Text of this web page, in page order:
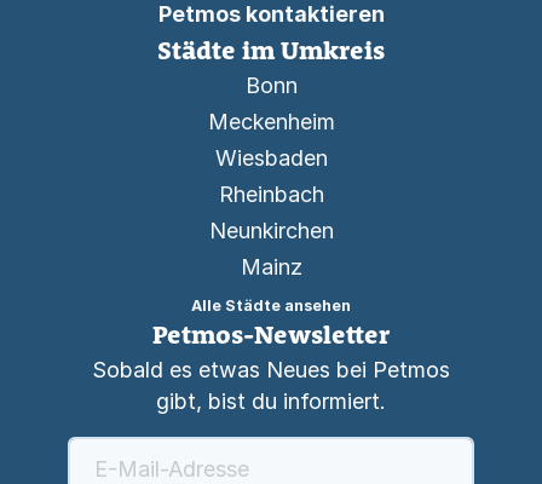
Petmos kontaktieren
Städte im Umkreis
Bonn
Meckenheim
Wiesbaden
Rheinbach
Neunkirchen
Mainz
Alle Städte ansehen
Petmos-Newsletter
Sobald es etwas Neues bei Petmos
gibt, bist du informiert.